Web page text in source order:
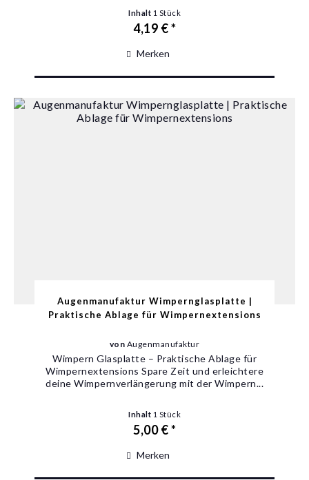
Inhalt 1 Stück
4,19 € *
Merken
Augenmanufaktur Wimpernglasplatte |
Praktische Ablage für Wimpernextensions
von Augenmanufaktur
Wimpern Glasplatte – Praktische Ablage für
Wimpernextensions Spare Zeit und erleichtere
deine Wimpernverlängerung mit der Wimpern...
Inhalt 1 Stück
5,00 € *
Merken